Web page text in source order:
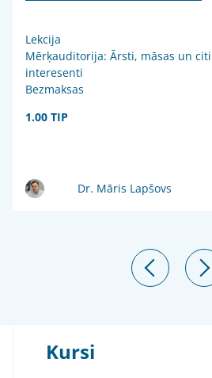
Lekcija
Mērķauditorija: Ārsti, māsas un citi
interesenti
Bezmaksas
1.00 TIP
Dr. Māris Lapšovs
Kursi